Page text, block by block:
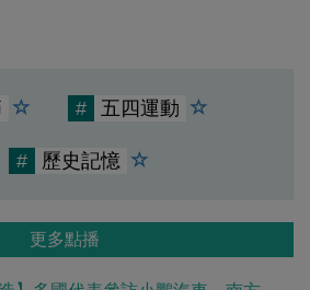
# 五四運動
# 歷史記憶
更多點播